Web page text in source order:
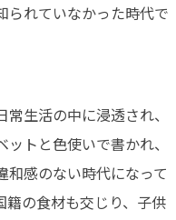
られていなかった時代で
生活の中に浸透され、
トと色使いで書かれ、
和感のない時代になって
籍の食材も交じり、子供